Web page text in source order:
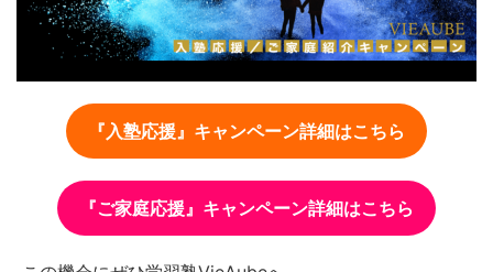
『入塾応援』キャンペーン詳細はこちら
『ご家庭応援』キャンペーン詳細はこちら